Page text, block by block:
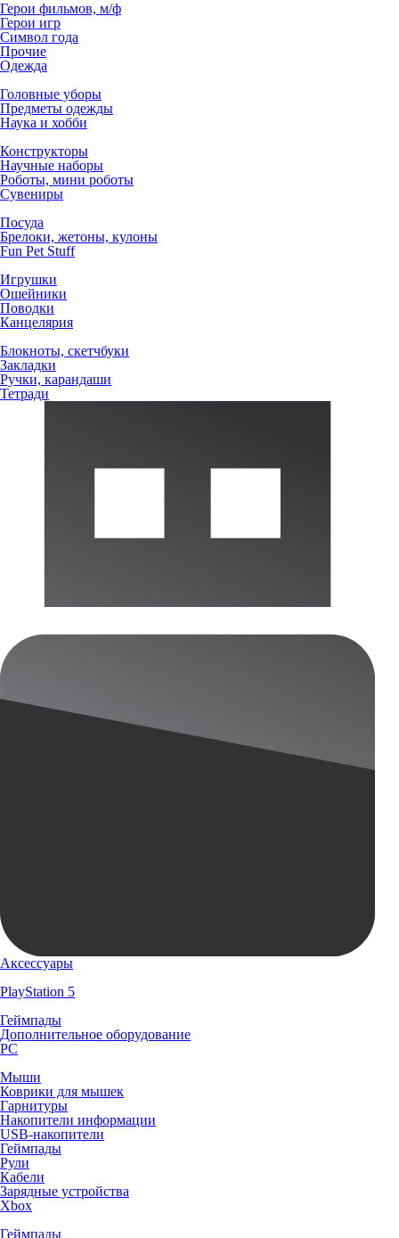
Герои фильмов, м/ф
Герои игр
Символ года
Прочие
Одежда
Головные уборы
Предметы одежды
Наука и хобби
Конструкторы
Научные наборы
Роботы, мини роботы
Сувениры
Посуда
Брелоки, жетоны, кулоны
Fun Pet Stuff
Игрушки
Ошейники
Поводки
Канцелярия
Блокноты, скетчбуки
Закладки
Ручки, карандаши
Тетради
Аксессуары
PlayStation 5
Геймпады
Дополнительное оборудование
PC
Мыши
Коврики для мышек
Гарнитуры
Накопители информации
USB-накопители
Геймпады
Рули
Кабели
Зарядные устройства
Xbox
Геймпады